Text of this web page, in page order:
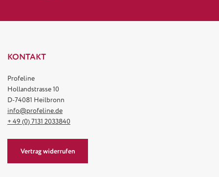
KONTAKT
Profeline
Hollandstrasse 10
D-74081 Heilbronn
info@profeline.de
+ 49 (0) 7131 2033840
Vertrag widerrufen